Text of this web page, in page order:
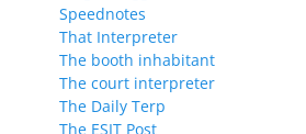
Speednotes
That Interpreter
The booth inhabitant
The court interpreter
The Daily Terp
The ESIT Post